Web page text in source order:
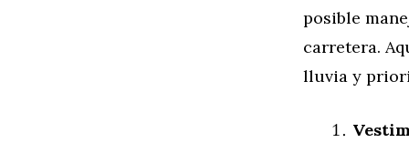
posible
carretera.
lluvia y